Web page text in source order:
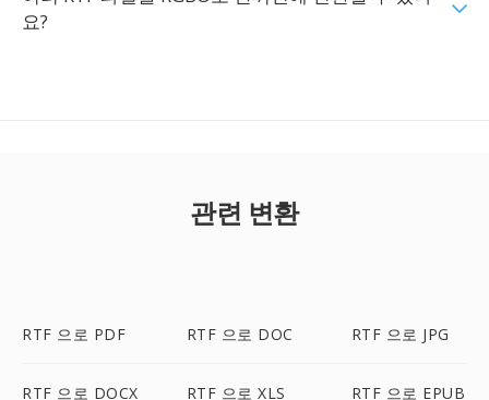
요?
관련 변환
RTF 으로 PDF RTF 으로 DOC RTF 으로 JPG
RTF 으로 DOCX RTF 으로 XLS RTF 으로 EPUB